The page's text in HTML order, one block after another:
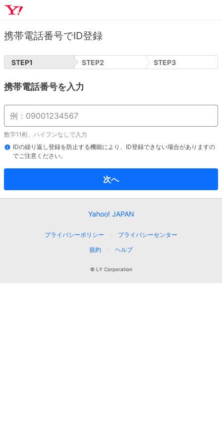
携帯電話番号でID登録
STEP1 STEP2 STEP3
携帯電話番号を入力
数字11桁、ハイフンなしで入力
IDの繰り返し登録を防止する機能により、ID登録できない場合がありますの
でご注意ください。
次へ
Yahoo! JAPAN
プライバシーポリシー
プライバシーセンター
規約
ヘルプ
© LY Corporation